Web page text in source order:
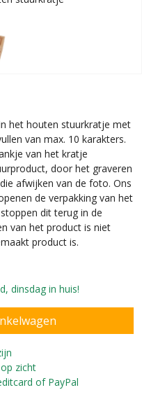
het houten stuurkratje met
van max. 10 karakters.
van het kratje
door het graveren
afwijken van de foto. Ons
de verpakking van het
dit terug in de
van het product is niet
product is.
dinsdag in huis!
zicht
of PayPal